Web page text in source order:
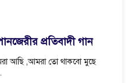
প্রতিবাদী গান
আছি ,আমরা তো থাকবো মুছে